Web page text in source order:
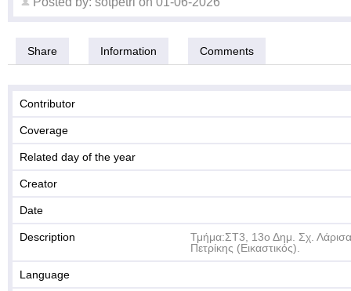
Share Information Comments
Contributor
Coverage
Related day of the year
Creator
Date
Description
Τμήμα:ΣΤ3, 13ο Δημ. Σχ.
Πετρίκης (Εικαστικός).
Language